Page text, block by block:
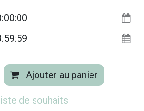
Ajouter au panier
de souhaits